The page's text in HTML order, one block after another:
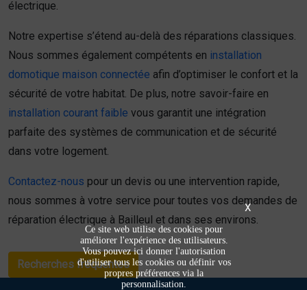
électrique.
Notre expertise s’étend au-delà des réparations classiques.
Nous sommes également compétents en installation
domotique maison connectée afin d’optimiser le confort et la
sécurité de votre habitat. De plus, notre savoir-faire en
installation courant faible vous garantit une intégration
parfaite des systèmes de communication et de sécurité
dans votre logement.
Contactez-nous pour un devis ou une intervention rapide,
nous sommes à votre service pour toutes vos demandes de
réparation électrique à Bailleul et dans ses environs.
Recherches fréquentes
X
Ce site web utilise des cookies pour
améliorer l'expérience des utilisateurs.
Vous pouvez ici donner l'autorisation
d'utiliser tous les cookies ou définir vos
propres préférences via la
personnalisation.